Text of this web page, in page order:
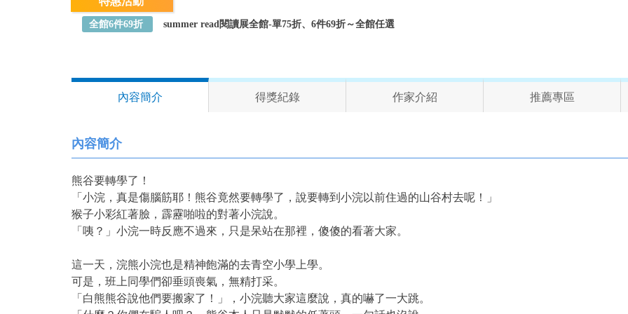
全館6件69折 summer read閱讀展全館-單75折、6件69折～全館任選
內容簡介 得獎紀錄 作家介紹 推薦專區
內容簡介
熊谷要轉學了！
「小浣，真是傷腦筋耶！熊谷竟然要轉學了，說要轉到小浣以前住過的山谷村去呢！」
猴子小彩紅著臉，霹靂啪啦的對著小浣說。
「咦？」小浣一時反應不過來，只是呆站在那裡，傻傻的看著大家。
這一天，浣熊小浣也是精神飽滿的去青空小學上學。
可是，班上同學們卻垂頭喪氣，無精打采。
「白熊熊谷說他們要搬家了！」，小浣聽大家這麼說，真的嚇了一大跳。